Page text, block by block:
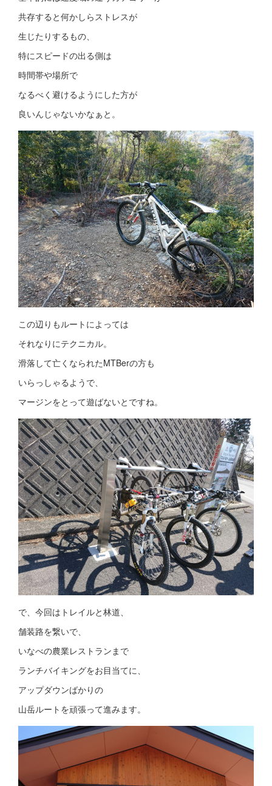
共存すると何かしらストレスが
生じたりするもの、
特にスピードの出る側は
時間帯や場所で
なるべく避けるようにした方が
良いんじゃないかなぁと。
この辺りもルートによっては
それなりにテクニカル。
滑落して亡くなられたMTBerの方も
いらっしゃるようで、
マージンをとって遊ばないとですね。
で、今回はトレイルと林道、
舗装路を繋いで、
いなべの農業レストランまで
ランチバイキングをお目当てに、
アップダウンばかりの
山岳ルートを頑張って進みます。